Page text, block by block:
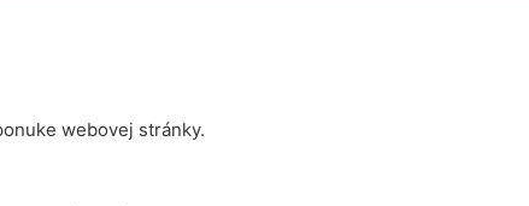
webovej stránky.